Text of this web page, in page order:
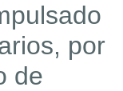
por
de